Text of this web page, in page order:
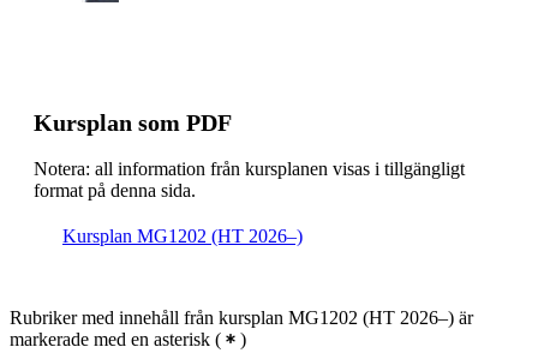
Kursplan som PDF
Notera: all information från kursplanen visas i tillgängligt
format på denna sida.
Kursplan MG1202 (HT 2026–)
Rubriker med innehåll från kursplan MG1202 (HT 2026–) är
markerade med en asterisk ( )